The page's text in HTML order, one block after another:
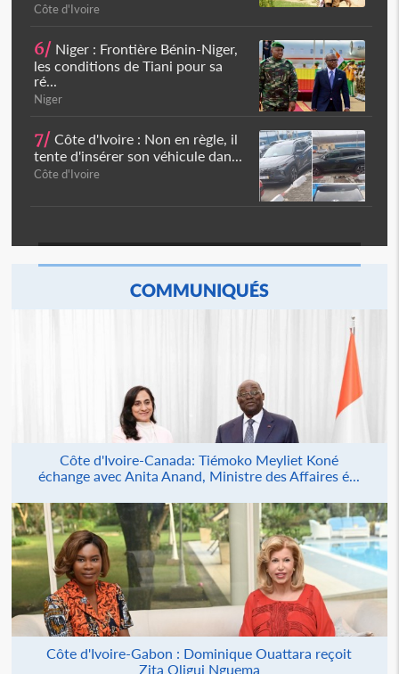
Côte d'Ivoire
6/ Niger : Frontière Bénin-Niger,
les conditions de Tiani pour sa
ré...
Niger
7/ Côte d'Ivoire : Non en règle, il
tente d'insérer son véhicule dan...
Côte d'Ivoire
COMMUNIQUÉS
Côte d'Ivoire-Canada: Tiémoko Meyliet Koné
échange avec Anita Anand, Ministre des Affaires é...
Côte d'Ivoire-Gabon : Dominique Ouattara reçoit
Zita Oligui Nguema